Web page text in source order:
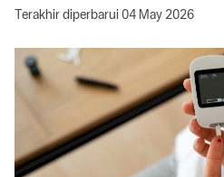
Terakhir diperbarui 04 May 2026